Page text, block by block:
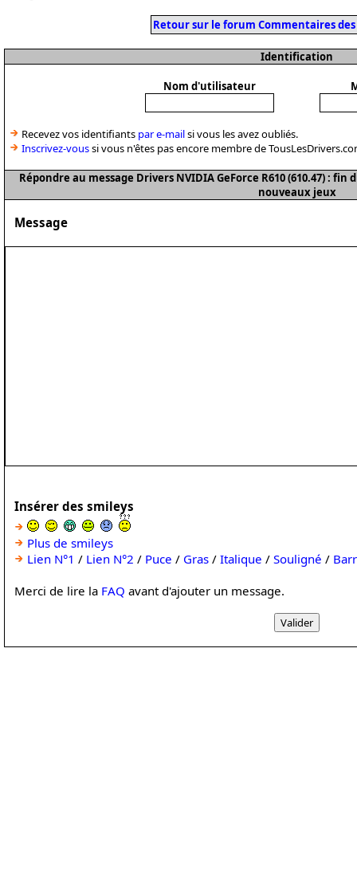
Retour sur le forum Commentaires
Identification
Nom d'utilisateur
Recevez vos identifiants par e-mailsi vous les avez oubliés.
Inscrivez-voussi vous n'êtes pas encore membre de
Répondre au message Drivers NVIDIA GeForce R610 (610.47) :
nouveaux jeux
Message
Insérer des smileys
Plus de smileys
Lien N°1 / Lien N°2 / Puce / Gras / Italique / Souligné /
Merci de lire la FAQ avant d'ajouter un message.